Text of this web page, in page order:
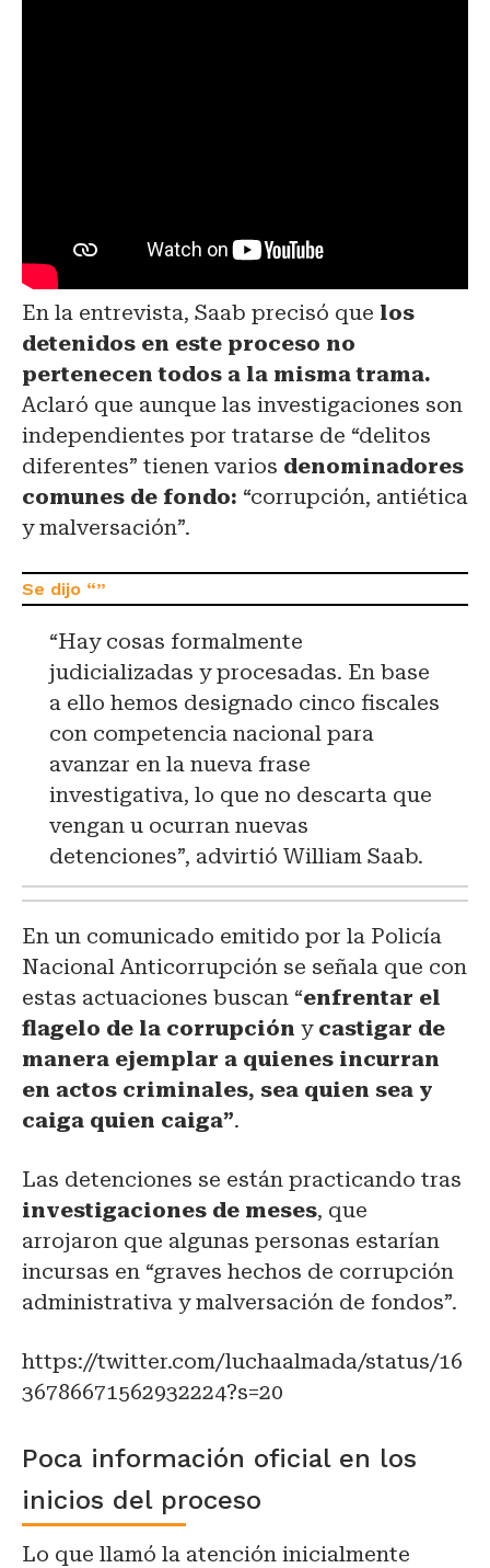
En la entrevista, Saab precisó que los
detenidos en este proceso no
pertenecen todos a la misma trama.
Aclaró que aunque las investigaciones son
independientes por tratarse de “delitos
diferentes” tienen varios denominadores
comunes de fondo: “corrupción, antiética
y malversación”.
“Hay cosas formalmente
judicializadas y procesadas. En base
a ello hemos designado cinco fiscales
con competencia nacional para
avanzar en la nueva frase
investigativa, lo que no descarta que
vengan u ocurran nuevas
detenciones”, advirtió William Saab.
En un comunicado emitido por la Policía
Nacional Anticorrupción se señala que con
estas actuaciones buscan “enfrentar el
flagelo de la corrupción ycastigar de
manera ejemplar a quienes incurran
en actos criminales, sea quien sea y
caiga quien caiga”.
Las detenciones se están practicando tras
investigaciones de meses, que
arrojaron que algunas personas estarían
incursas en “graves hechos de corrupción
administrativa y malversación de fondos”.
https://twitter.com/luchaalmada/status/16
36786671562932224?s=20
Poca información oficial en los
inicios del proceso
Lo que llamó la atención inicialmente